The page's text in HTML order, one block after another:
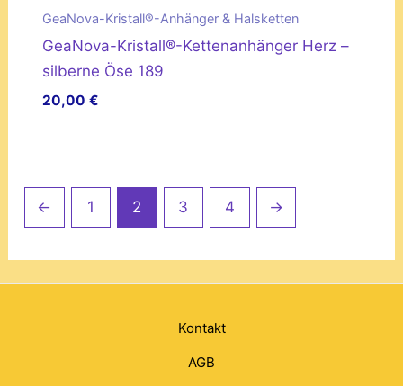
GeaNova-Kristall®-Anhänger & Halsketten
GeaNova-Kristall®-Kettenanhänger Herz –
silberne Öse 189
20,00 €
← 1 2 3 4 →
Kontakt
AGB